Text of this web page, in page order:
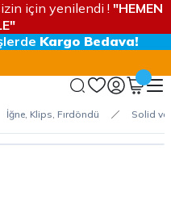
için yenilendi ! "HEMEN
Kargo Bedava!
İğne, Klips, Fırdöndü Solid